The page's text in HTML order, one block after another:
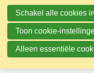
Evaluatie
conferentie:
november
Schakel alle cookies in
Toon cookie-
Alleen essentiële